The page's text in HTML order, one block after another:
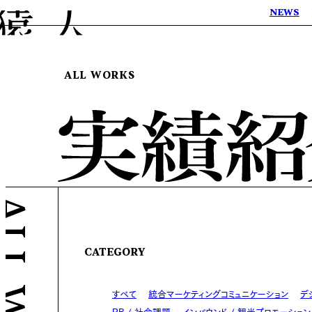
NEWS
ALL WORKS
CATEGORY
すべて 統合マーケティングコミュニケーション デ